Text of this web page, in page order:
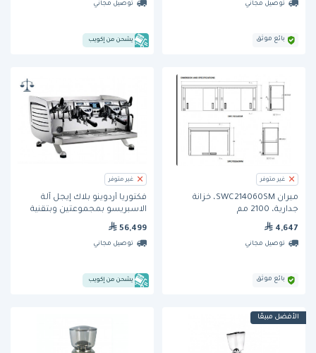
توصيل مجاني
بائع موثق
توصيل مجاني
يشحن من إكويب
غير متوفر
ميران SWC214060SM، خزانة
جدارية، 2100 مم
4,647
توصيل مجاني
بائع موثق
غير متوفر
فكتوريا أردوينو بلاك إيجل آلة
الاسبريسو بمجموعتين وبتقنية
القياس الوزني
56,499
توصيل مجاني
يشحن من إكويب
الأفضل مبيعًا